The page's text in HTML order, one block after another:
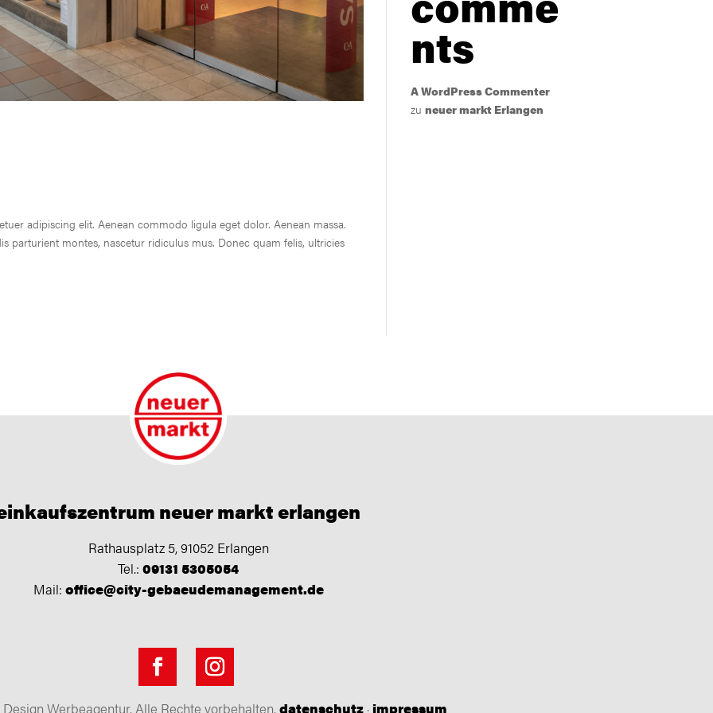
adipiscing elit. Aenean commodo ligula eget dolor. Aenean massa.
parturient montes, nascetur ridiculus mus. Donec quam felis, ultricies
nts
A WordPress Commenter
zu neuer markt Erlangen
neuer markt erlangen
Rathausplatz 5, 91052 Erlangen
Tel.: 09131 5305054
Mail: office@city-gebaeudemanagement.de
Werbeagentur. Alle Rechte vorbehalten. datenschutz· impressum